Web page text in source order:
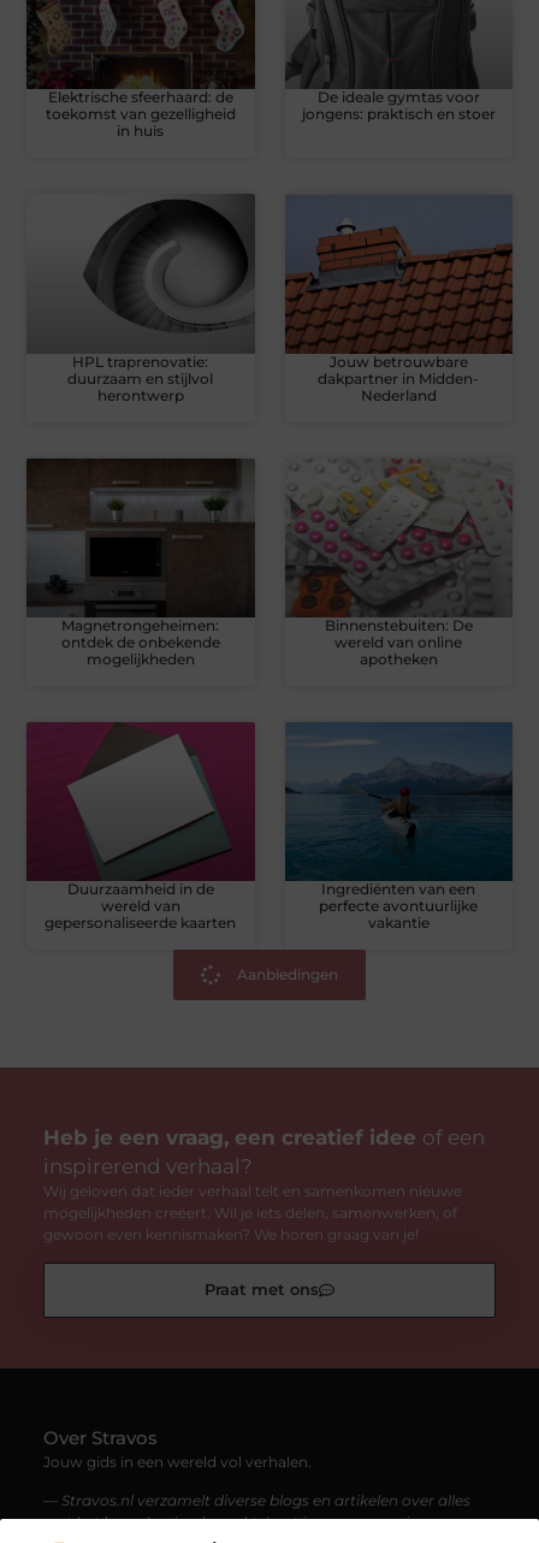
Elektrische sfeerhaard: de
toekomst van gezelligheid
in huis
De ideale gymtas voor
jongens: praktisch en stoer
HPL traprenovatie:
duurzaam en stijlvol
herontwerp
Jouw betrouwbare
dakpartner in Midden-
Nederland
Magnetrongeheimen:
ontdek de onbekende
mogelijkheden
Binnenstebuiten: De
wereld van online
apotheken
Duurzaamheid in de
wereld van
gepersonaliseerde kaarten
Ingrediënten van een
perfecte avontuurlijke
vakantie
Aanbiedingen
Heb je een vraag, een creatief idee of een
inspirerend verhaal?
Wij geloven dat ieder verhaal telt en samenkomen nieuwe
mogelijkheden creëert. Wil je iets delen, samenwerken, of
gewoon even kennismaken? We horen graag van je!
Praat met ons
Over Stravos
Jouw gids in een wereld vol verhalen.
— Stravos.nl verzamelt diverse blogs en artikelen over alles
wat het leven boeiend maakt. Laat je meenemen in een